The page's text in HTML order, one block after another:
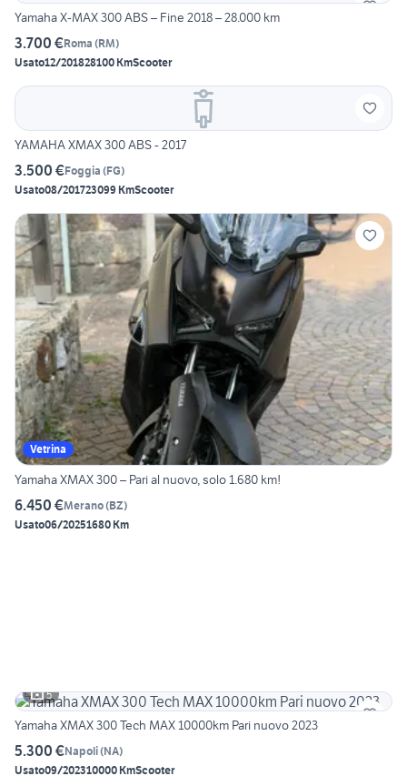
Yamaha X-MAX 300 ABS – Fine 2018 – 28.000 km
3.700 €Roma (RM)
Usato12/201828100 KmScooter
YAMAHA XMAX 300 ABS - 2017
3.500 €Foggia (FG)
Usato08/201723099 KmScooter
Vetrina
Yamaha XMAX 300 – Pari al nuovo, solo 1.680 km!
6.450 €Merano(BZ)
Usato06/20251680 Km
5
Yamaha XMAX 300 Tech MAX 10000km Pari nuovo 2023
5.300 €Napoli(NA)
Usato09/202310000 KmScooter